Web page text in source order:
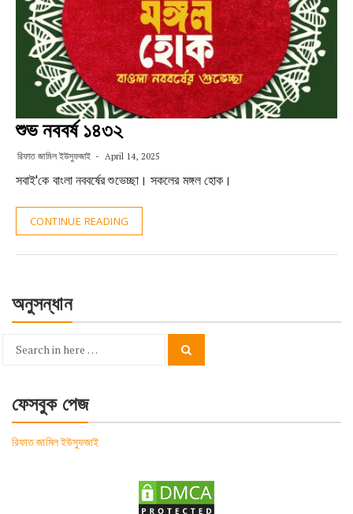
শুভ নববর্ষ ১৪৩২
রিফাত জামিল ইউসুফজাই April 14, 2025
সবাই'কে বাংলা নববর্ষের শুভেচ্ছা। সকলের মঙ্গল হোক।
CONTINUE READING
অনুসন্ধান
Search
ফেসবুক পেজ
রিফাত জামিল ইউসুফজাই